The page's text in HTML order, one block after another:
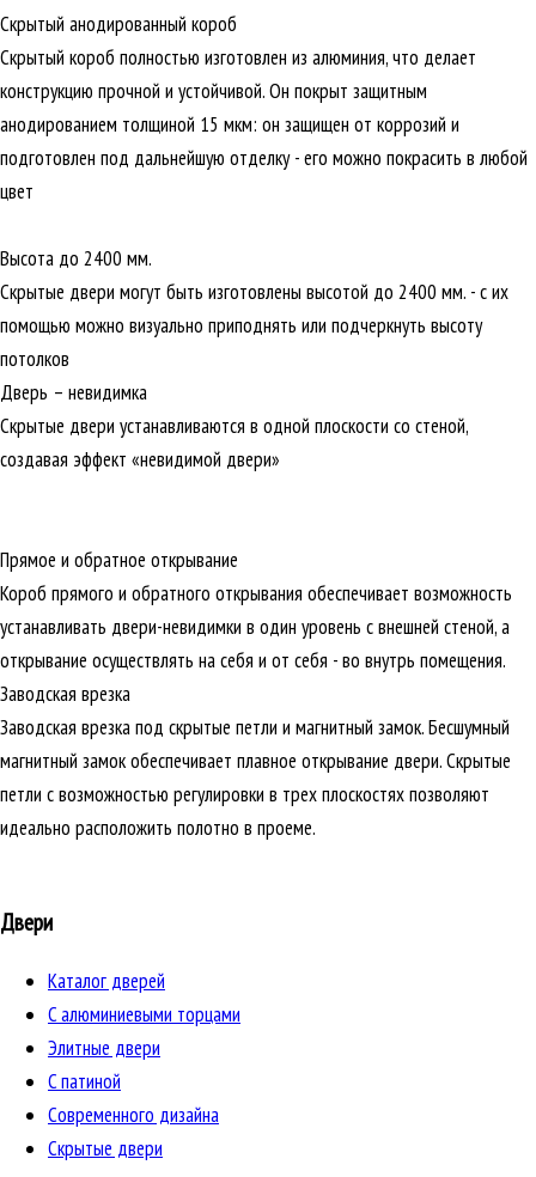
Скрытый анодированный короб
Скрытый короб полностью изготовлен из алюминия, что делает
конструкцию прочной и устойчивой. Он покрыт защитным
анодированием толщиной 15 мкм: он защищен от коррозий и
подготовлен под дальнейшую отделку - его можно покрасить в любой
цвет
Высота до 2400 мм.
Скрытые двери могут быть изготовлены высотой до 2400 мм. - с их
помощью можно визуально приподнять или подчеркнуть высоту
потолков
Дверь – невидимка
Скрытые двери устанавливаются в одной плоскости со стеной,
создавая эффект «невидимой двери»
Прямое и обратное открывание
Короб прямого и обратного открывания обеспечивает возможность
устанавливать двери-невидимки в один уровень с внешней стеной, а
открывание осуществлять на себя и от себя - во внутрь помещения.
Заводская врезка
Заводская врезка под скрытые петли и магнитный замок. Бесшумный
магнитный замок обеспечивает плавное открывание двери. Скрытые
петли с возможностью регулировки в трех плоскостях позволяют
идеально расположить полотно в проеме.
Двери
Каталог дверей
C алюминиевыми торцами
Элитные двери
C патиной
Cовременного дизайна
Скрытые двери